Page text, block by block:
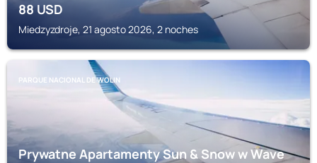
88USD
Miedzyzdroje, 21 agosto 2026, 2 noches
PARQUE NACIONAL DE WOLIN
Prywatne Apartamenty Sun & Snow w Wave